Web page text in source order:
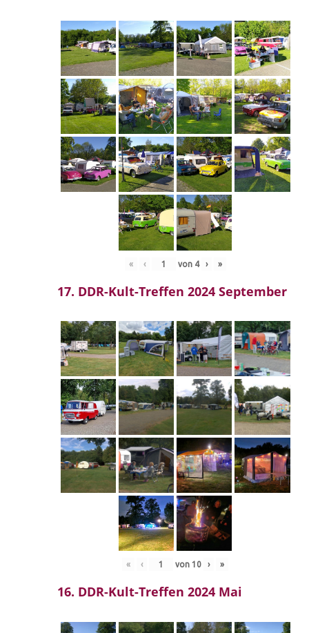
« ‹ von 4 › »
17. DDR-Kult-Treffen 2024 September
« ‹ von 10 › »
16. DDR-Kult-Treffen 2024 Mai